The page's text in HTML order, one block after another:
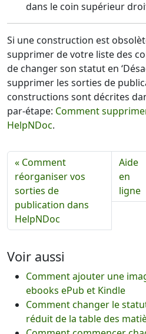
dans le coin supérieur
Si une construction est
supprimer de votre liste des
de changer son statut en
supprimer les sorties de
constructions sont décrites
par-étape: Comment
HelpNDoc.
« Comment
réorganiser vos
sorties de
publication dans
HelpNDoc
Aide
en
ligne
Voir aussi
Comment ajouter une
ebooks ePub et Kindle
Comment changer le
réduit de la table des